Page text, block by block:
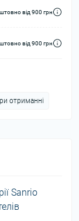
від 900 грн
від 900 грн
отриманні
Sanrio